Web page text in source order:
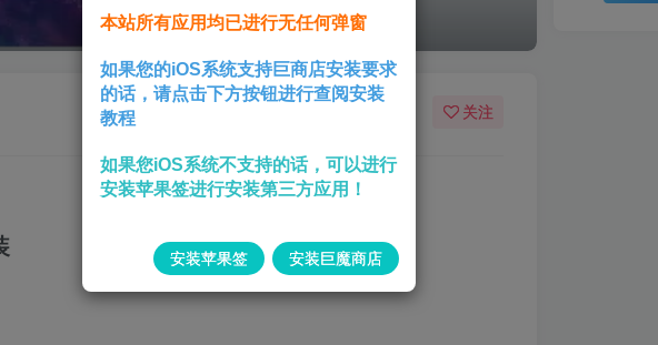
关注
本站所有应用均已进行无任何弹窗
如果您的iOS系统支持巨商店安装要求
的话，请点击下方按钮进行查阅安装
教程
如果您iOS系统不支持的话，可以进行
安装苹果签进行安装第三方应用！
安装苹果签 安装巨魔商店